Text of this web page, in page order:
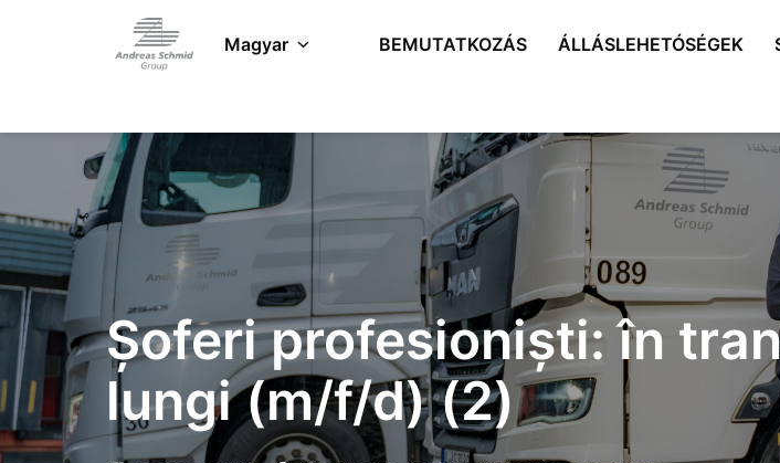
Kezdőlap
Magyar BEMUTATKOZÁS ÁLLÁSLEHETÓSÉGEK
Șoferi profesioniști: în
lungi (m/f/d) (2)